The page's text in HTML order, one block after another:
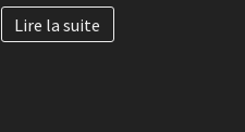
Lire la suite